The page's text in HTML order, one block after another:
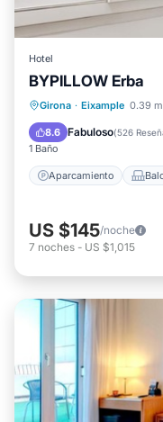
Hotel
BYPILLOW Erba
Girona · Eixample 0.39
8.6 Fabuloso(526
1 Baño
Aparcamiento
Aparcamiento
Aire
US $145/noche
7 noches - US $1,015